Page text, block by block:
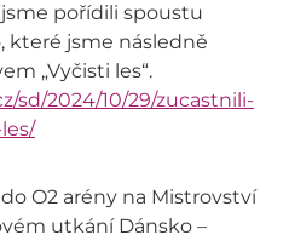
pořídili spoustu
které jsme následně
„Vyčisti les“.
sd/2024/10/29/zucastnili-
O2 arény na Mistrovství
utkání Dánsko –